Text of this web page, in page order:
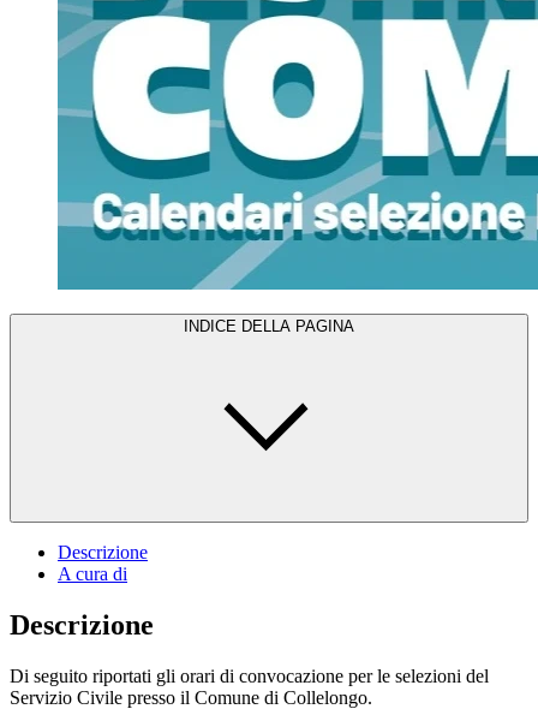
INDICE DELLA PAGINA
Descrizione
A cura di
Descrizione
Di seguito riportati gli orari di convocazione per le selezioni del
Servizio Civile presso il Comune di Collelongo.